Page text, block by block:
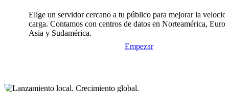
Elige un servidor cercano a tu público para mejorar la
carga. Contamos con centros de datos en Norteamérica,
Asia y Sudamérica.
Empezar